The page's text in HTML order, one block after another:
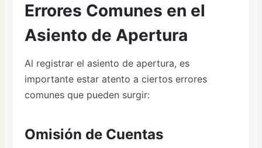
Errores Comunes en el
Asiento de Apertura
Al registrar el asiento de apertura, es
importante estar atento a ciertos errores
comunes que pueden surgir:
Omisión de Cuentas